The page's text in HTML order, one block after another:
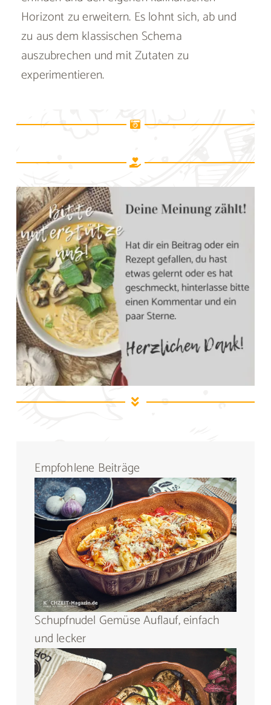
Horizont zu erweitern. Es lohnt sich, ab und
zu aus dem klassischen Schema
auszubrechen und mit Zutaten zu
experimentieren.
Empfohlene Beiträge
Schupfnudel Gemüse Auflauf, einfach
und lecker